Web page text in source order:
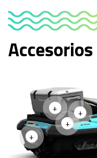
Accesorios
+
+
+
+